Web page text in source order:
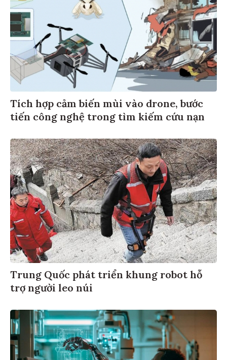
Tích hợp cảm biến mùi vào drone, bước
tiến công nghệ trong tìm kiếm cứu nạn
Trung Quốc phát triển khung robot hỗ
trợ người leo núi